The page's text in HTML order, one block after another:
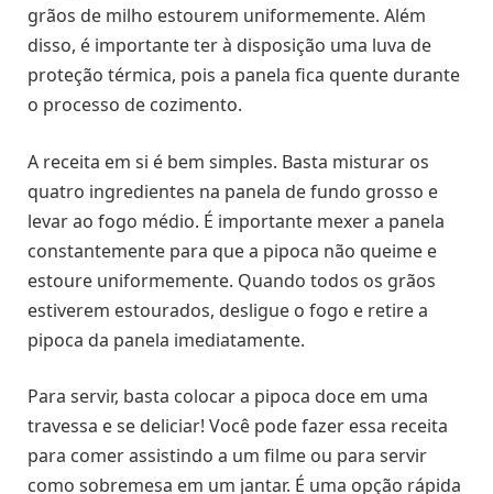
grãos de milho estourem uniformemente. Além
disso, é importante ter à disposição uma luva de
proteção térmica, pois a panela fica quente durante
o processo de cozimento.
A receita em si é bem simples. Basta misturar os
quatro ingredientes na panela de fundo grosso e
levar ao fogo médio. É importante mexer a panela
constantemente para que a pipoca não queime e
estoure uniformemente. Quando todos os grãos
estiverem estourados, desligue o fogo e retire a
pipoca da panela imediatamente.
Para servir, basta colocar a pipoca doce em uma
travessa e se deliciar! Você pode fazer essa receita
para comer assistindo a um filme ou para servir
como sobremesa em um jantar. É uma opção rápida